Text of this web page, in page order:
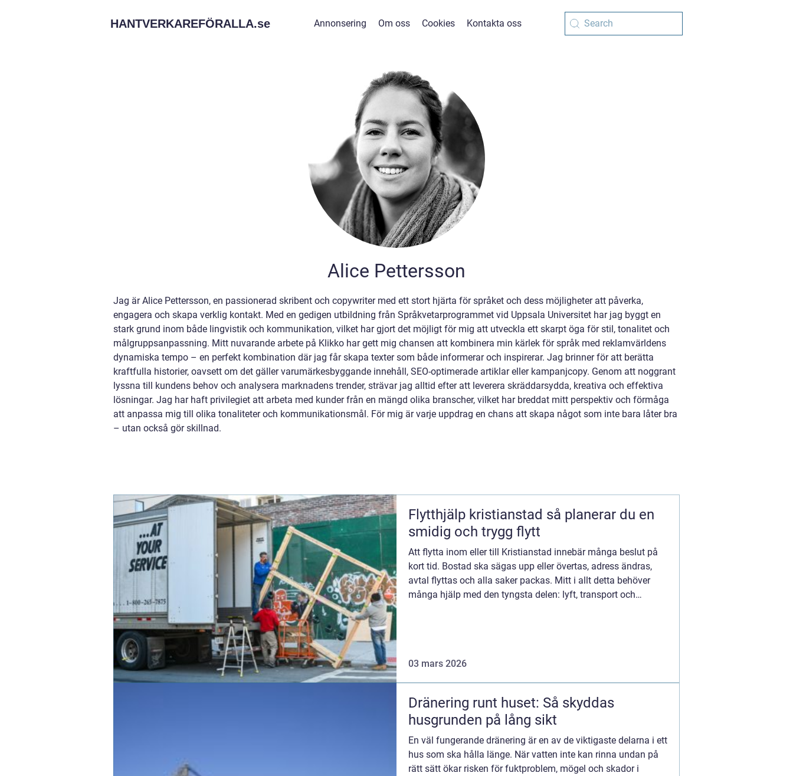
HANTVERKAREFÖRALLA.se Annonsering Om oss Cookies Kontakta oss
Alice Pettersson
Jag är Alice Pettersson, en passionerad skribent och copywriter med ett stort hjärta för språket och dess möjligheter att påverka,
engagera och skapa verklig kontakt. Med en gedigen utbildning från Språkvetarprogrammet vid Uppsala Universitet har jag byggt en
stark grund inom både lingvistik och kommunikation, vilket har gjort det möjligt för mig att utveckla ett skarpt öga för stil, tonalitet och
målgruppsanpassning. Mitt nuvarande arbete på Klikko har gett mig chansen att kombinera min kärlek för språk med reklamvärldens
dynamiska tempo – en perfekt kombination där jag får skapa texter som både informerar och inspirerar. Jag brinner för att berätta
kraftfulla historier, oavsett om det gäller varumärkesbyggande innehåll, SEO-optimerade artiklar eller kampanjcopy. Genom att noggrant
lyssna till kundens behov och analysera marknadens trender, strävar jag alltid efter att leverera skräddarsydda, kreativa och effektiva
lösningar. Jag har haft privilegiet att arbeta med kunder från en mängd olika branscher, vilket har breddat mitt perspektiv och förmåga
att anpassa mig till olika tonaliteter och kommunikationsmål. För mig är varje uppdrag en chans att skapa något som inte bara låter bra
– utan också gör skillnad.
Flytthjälp kristianstad så planerar du en
smidig och trygg flytt
Att flytta inom eller till Kristianstad innebär många beslut på
kort tid. Bostad ska sägas upp eller övertas, adress ändras,
avtal flyttas och alla saker packas. Mitt i allt detta behöver
många hjälp med den tyngsta delen: lyft, transport och
03 mars 2026
Dränering runt huset: Så skyddas
husgrunden på lång sikt
En väl fungerande dränering är en av de viktigaste delarna i ett
hus som ska hålla länge. När vatten inte kan rinna undan på
rätt sätt ökar risken för fuktproblem, mögel och skador i